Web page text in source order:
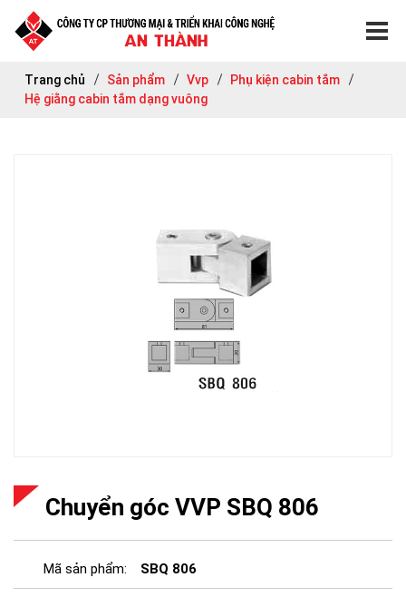
Trang chủ Sản phẩm Vvp
Phụ kiện cabin tắm
Hệ giằng cabin tắm dạng vuông
Chuyển góc VVP SBQ 806
Mã sản phẩm: SBQ 806